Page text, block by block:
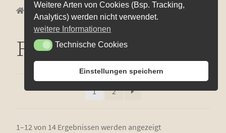
Pre­mi­um-Wei­ne
Rot­wei­ne
Weiß­wei­ne
öffnen
Weiß­herbst-, Rosé- und Schillerweine
öffnen
Die fruch­ti­gen Vier
Start Produkte verschlagwortet mit „Fruchtig“
Fruchtig
1 2
1–12 von 14 Ergebnissen werden angezeigt
Weitere Arten von Cookies (Bsp. Tracking,
Analytics) werden nicht verwendet.
weitere Informationen
Technische Cookies
Technische Cookies
Einstellungen speichern